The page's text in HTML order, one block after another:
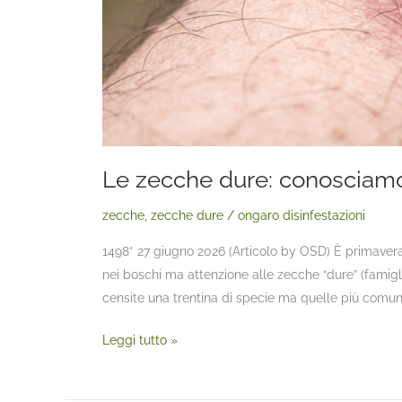
Le zecche dure:
zecche, zecche dure / ongaro disinfestazioni
1498* 27 giugno 2026 (Articolo by OSD) È
nei boschi ma attenzione alle zecche “dure”
censite una trentina di specie ma quelle più
Leggi tutto »